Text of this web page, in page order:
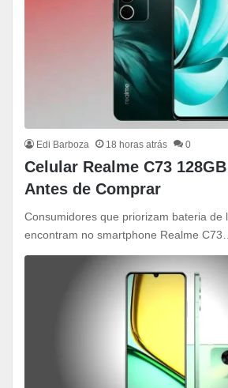
Edi Barboza 18 horas atrás 0
Celular Realme C73
Antes de Comprar
Consumidores que priorizam bateria de
encontram no smartphone Realme